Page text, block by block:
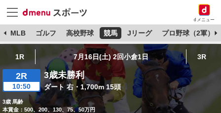
dメニュー
MLB ゴルフ 高校野球 競馬 Jリーグ プロ野球（2軍）
1R 7月16日(土) 2回小倉1日 3R
2R
10:50
3歳未勝利
ダート 右・1,700m 15頭
3歳 馬齢
本賞金：500、200、130、75、50万円